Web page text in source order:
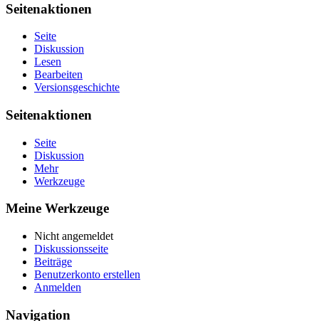
Seitenaktionen
Seite
Diskussion
Lesen
Bearbeiten
Versionsgeschichte
Seitenaktionen
Seite
Diskussion
Mehr
Werkzeuge
Meine Werkzeuge
Nicht angemeldet
Diskussionsseite
Beiträge
Benutzerkonto erstellen
Anmelden
Navigation